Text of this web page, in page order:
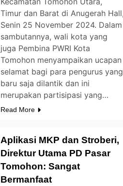
Timur dan Barat di Anugerah
Senin 25 November 2024. Dalam
sambutannya, wali kota yang
juga Pembina PWRI Kota
Tomohon menyampaikan ucapan
selamat bagi para pengurus yang
baru saja dilantik dan ini
merupakan partisipasi yang…
Read More
Aplikasi MKP dan Stroberi,
Direktur Utama PD Pasar
Tomohon: Sangat
Bermanfaat